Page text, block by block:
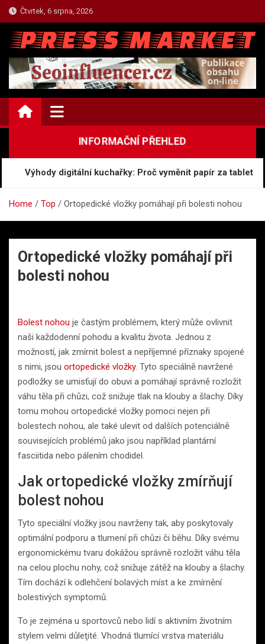
Skip
to
content
Čtvrtek, 6 srpna, 2026
TOP.PRESSMARKET.CZ
Press Centrum Informací
INFORMAČNÍ PŘEHLED
Výhody digitální kuchařky: Proč vyměnit papír za tablet
Home Top Ortopedické vložky pomáhají při bolesti nohou
Ortopedické vložky pomáhají při
bolesti nohou
Bolest nohou je častým problémem, který může ovlivnit
naši každodenní pohodu a kvalitu života. Jednou z
možností, jak zmírnit bolest a nepříjemné příznaky spojené
s nimi, jsou ortopedické vložky. Tyto speciálně navržené
podložky se umisťují do obuvi a pomáhají správně rozložit
váhu těla při chůzi, což snižuje tlak na klouby a šlachy. Díky
tomu mohou ortopedické vložky pomoci nejen při
bolestech nohou, ale také ulevit od dalších potenciálně
souvisejících problémů jako jsou například plantární
fasciitida nebo pálením chodidel.
Jak ortopedické vložky zmírňují
bolest nohou
Tyto speciální vložky jsou navrženy tak, aby poskytovaly
optimální podporu a tlumení při chůzi či běhu. Díky svému
ergonomickému tvaru dokážou správně rozložit váhu těla
na celou plochu nohy, což snižuje zátěž na klouby a šlachy.
Tím dochází k odlehčení bolavých míst a ke zmírnění
bolestivých symptomů.
To je zejména u sportovců nebo lidí s aktivním životním
stylem velmi důleţité. Vhodná tlumící vrstva materiálu